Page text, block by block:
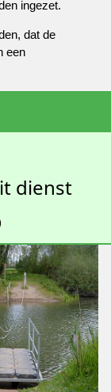
ingezet.
dat de
een
dienst